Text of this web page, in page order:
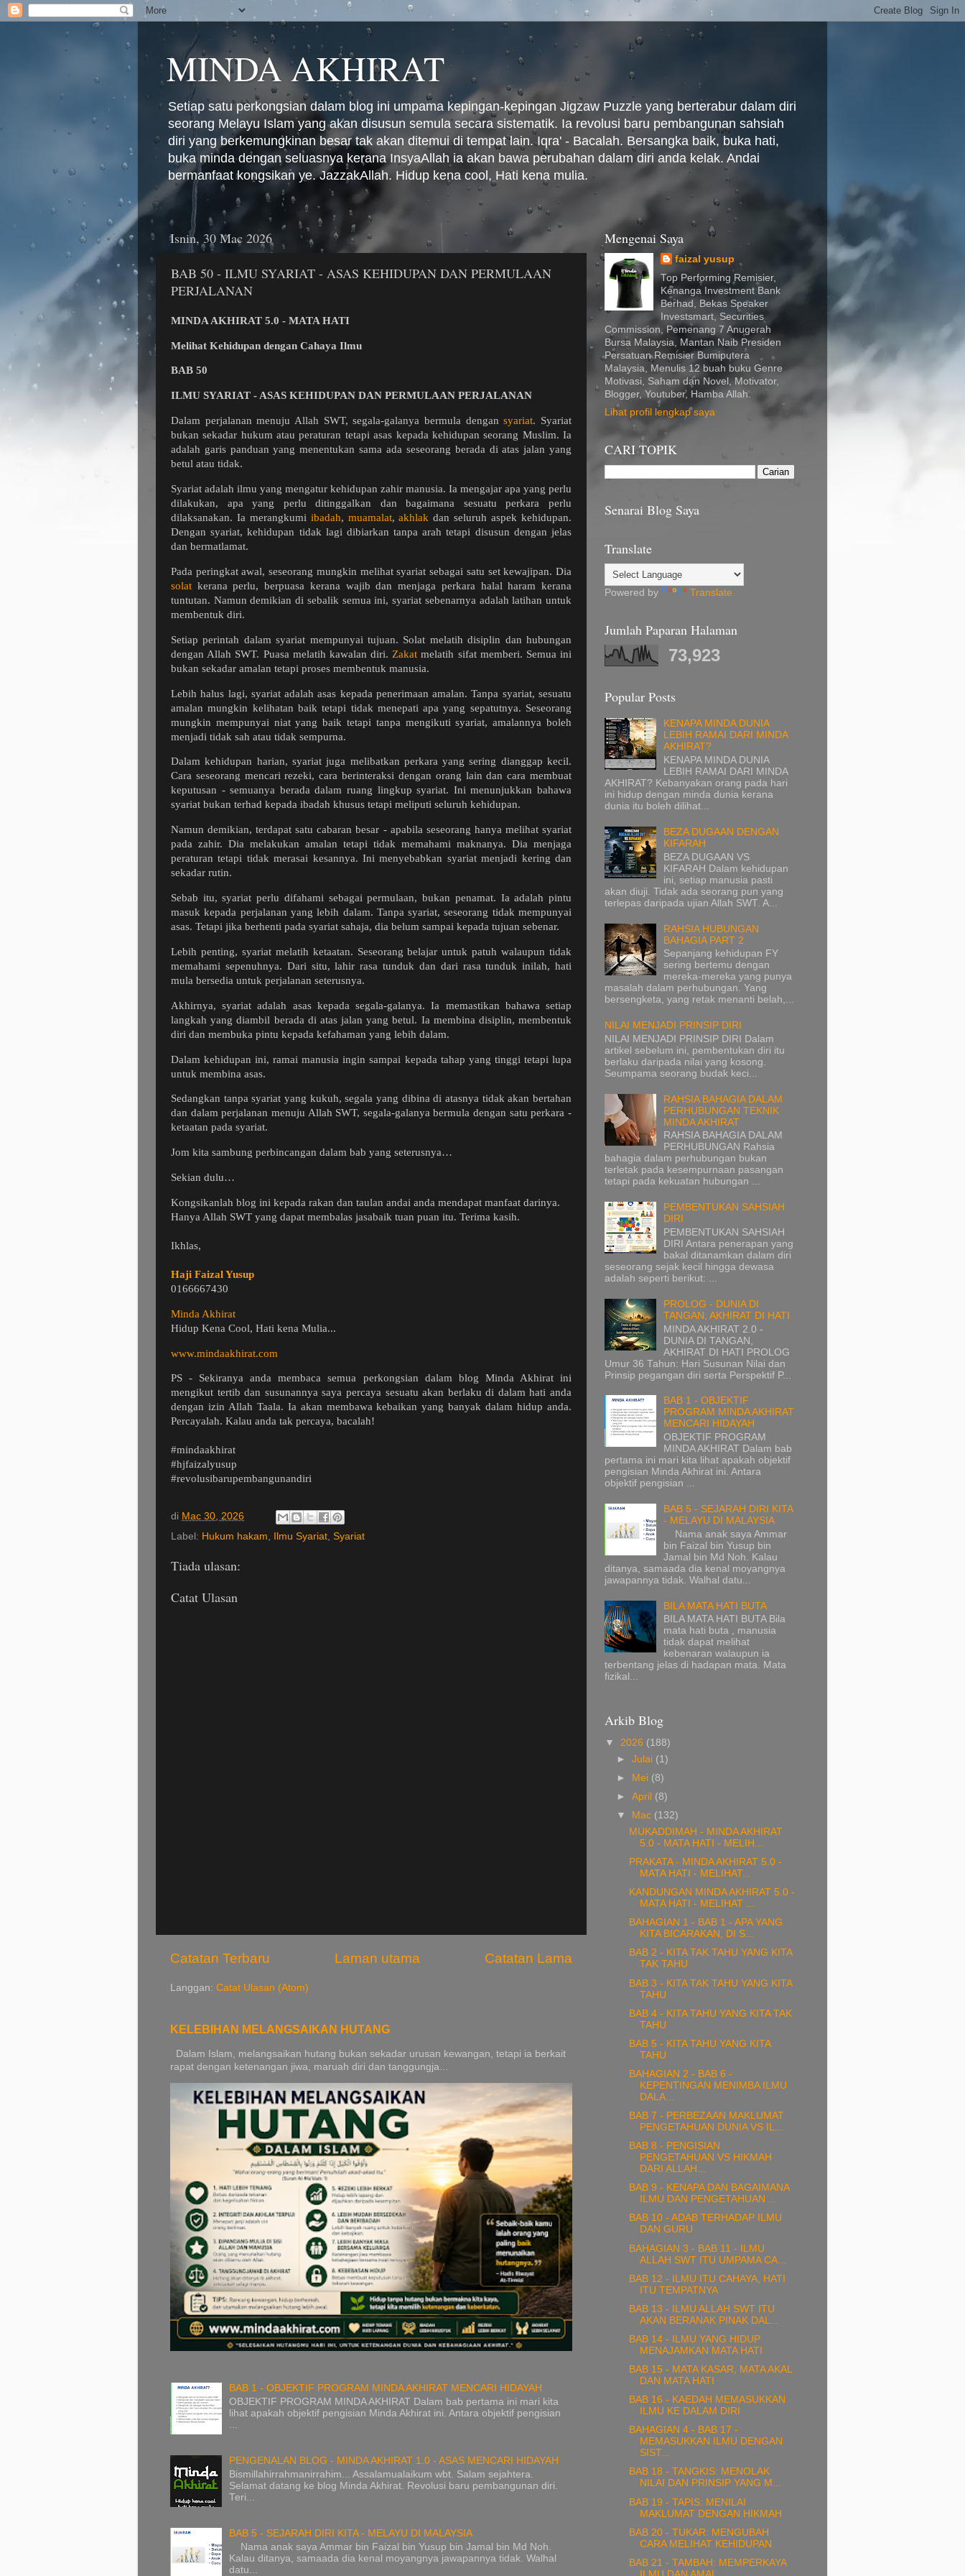
MINDA AKHIRAT
Setiap satu perkongsian dalam blog ini umpama kepingan-kepingan Jigzaw Puzzle yang berterabur dalam diri
seorang Melayu Islam yang akan disusun semula secara sistematik. Ia revolusi baru pembangunan sahsiah
diri yang berkemungkinan besar tak akan ditemui di tempat lain. Iqra' - Bacalah. Bersangka baik, buka hati,
buka minda dengan seluasnya kerana InsyaAllah ia akan bawa perubahan dalam diri anda kelak. Andai
bermanfaat kongsikan ye. JazzakAllah. Hidup kena cool, Hati kena mulia.
Isnin, 30 Mac 2026
BAB 50 - ILMU SYARIAT - ASAS KEHIDUPAN DAN PERMULAAN
PERJALANAN
MINDA AKHIRAT 5.0 - MATA HATI
Melihat Kehidupan dengan Cahaya Ilmu
BAB 50
ILMU SYARIAT - ASAS KEHIDUPAN DAN PERMULAAN PERJALANAN
Dalam perjalanan menuju Allah SWT, segala-galanya bermula dengansyariat. Syariat
bukan sekadar hukum atau peraturan tetapi asas kepada kehidupan seorang Muslim. Ia
adalah garis panduan yang menentukan sama ada seseorang berada di atas jalan yang
betul atau tidak.
Syariat adalah ilmu yang mengatur kehidupan zahir manusia. Ia mengajar apa yang perlu
dilakukan, apa yang perlu ditinggalkan dan bagaimana sesuatu perkara perlu
dilaksanakan. Ia merangkumi ibadah, muamalat,akhlak dan seluruh aspek kehidupan.
Dengan syariat, kehidupan tidak lagi dibiarkan tanpa arah tetapi disusun dengan jelas
dan bermatlamat.
Pada peringkat awal, seseorang mungkin melihat syariat sebagai satu set kewajipan. Dia
solat kerana perlu, berpuasa kerana wajib dan menjaga perkara halal haram kerana
tuntutan. Namun demikian di sebalik semua ini, syariat sebenarnya adalah latihan untuk
membentuk diri.
Setiap perintah dalam syariat mempunyai tujuan. Solat melatih disiplin dan hubungan
dengan Allah SWT. Puasa melatih kawalan diri. Zakat melatih sifat memberi. Semua ini
bukan sekadar amalan tetapi proses membentuk manusia.
Lebih halus lagi, syariat adalah asas kepada penerimaan amalan. Tanpa syariat, sesuatu
amalan mungkin kelihatan baik tetapi tidak menepati apa yang sepatutnya. Seseorang
mungkin mempunyai niat yang baik tetapi tanpa mengikuti syariat, amalannya boleh
menjadi tidak sah atau tidak sempurna.
Dalam kehidupan harian, syariat juga melibatkan perkara yang sering dianggap kecil.
Cara seseorang mencari rezeki, cara berinteraksi dengan orang lain dan cara membuat
keputusan - semuanya berada dalam ruang lingkup syariat. Ini menunjukkan bahawa
syariat bukan terhad kepada ibadah khusus tetapi meliputi seluruh kehidupan.
Namun demikian, terdapat satu cabaran besar - apabila seseorang hanya melihat syariat
pada zahir. Dia melakukan amalan tetapi tidak memahami maknanya. Dia menjaga
peraturan tetapi tidak merasai kesannya. Ini menyebabkan syariat menjadi kering dan
sekadar rutin.
Sebab itu, syariat perlu difahami sebagai permulaan, bukan penamat. Ia adalah pintu
masuk kepada perjalanan yang lebih dalam. Tanpa syariat, seseorang tidak mempunyai
asas. Tetapi jika berhenti pada syariat sahaja, dia belum sampai kepada tujuan sebenar.
Lebih penting, syariat melatih ketaatan. Seseorang belajar untuk patuh walaupun tidak
memahami sepenuhnya. Dari situ, lahir rasa tunduk dan dari rasa tunduk inilah, hati
mula bersedia untuk perjalanan seterusnya.
Akhirnya, syariat adalah asas kepada segala-galanya. Ia memastikan bahawa setiap
langkah yang diambil berada di atas jalan yang betul. Ia membina disiplin, membentuk
diri dan membuka pintu kepada kefahaman yang lebih dalam.
Dalam kehidupan ini, ramai manusia ingin sampai kepada tahap yang tinggi tetapi lupa
untuk membina asas.
Sedangkan tanpa syariat yang kukuh, segala yang dibina di atasnya tidak akan bertahan
dan dalam perjalanan menuju Allah SWT, segala-galanya bermula dengan satu perkara -
ketaatan pada syariat.
Jom kita sambung perbincangan dalam bab yang seterusnya…
Sekian dulu…
Kongsikanlah blog ini kepada rakan dan taulan andai anda mendapat manfaat darinya.
Hanya Allah SWT yang dapat membalas jasabaik tuan puan itu. Terima kasih.
Ikhlas,
Haji Faizal Yusup
0166667430
Minda Akhirat
Hidup Kena Cool, Hati kena Mulia...
www.mindaakhirat.com
PS - Sekiranya anda membaca semua perkongsian dalam blog Minda Akhirat ini
mengikut tertib dan susunannya saya percaya sesuatu akan berlaku di dalam hati anda
dengan izin Allah Taala. Ia akan membawa kebaikan yang banyak dalam hidup anda.
Percayalah. Kalau anda tak percaya, bacalah!
#mindaakhirat
#hjfaizalyusup
#revolusibarupembangunandiri
di Mac 30, 2026
Label: Hukum hakam Ilmu Syariat Syariat
Tiada ulasan:
Catat Ulasan
Catatan Terbaru Catatan Lama
Laman utama
Langgan: Catat Ulasan (Atom)
KELEBIHAN MELANGSAIKAN HUTANG
Dalam Islam, melangsaikan hutang bukan sekadar urusan kewangan, tetapi ia berkait
rapat dengan ketenangan jiwa, maruah diri dan tanggungja...
BAB 1 - OBJEKTIF PROGRAM MINDA AKHIRAT MENCARI HIDAYAH
OBJEKTIF PROGRAM MINDA AKHIRAT Dalam bab pertama ini mari kita
lihat apakah objektif pengisian Minda Akhirat ini. Antara objektif pengisian
...
PENGENALAN BLOG - MINDA AKHIRAT 1.0 - ASAS MENCARI HIDAYAH
Bismillahirrahmanirrahim... Assalamualaikum wbt. Salam sejahtera.
Selamat datang ke blog Minda Akhirat. Revolusi baru pembangunan diri.
Teri...
BAB 5 - SEJARAH DIRI KITA - MELAYU DI MALAYSIA
Nama anak saya Ammar bin Faizal bin Yusup bin Jamal bin Md Noh.
Kalau ditanya, samaada dia kenal moyangnya jawapannya tidak. Walhal
datu...
Mengenai Saya
faizal yusup
Top Performing Remisier,
Kenanga Investment Bank
Berhad, Bekas Speaker
Investsmart, Securities
Commission, Pemenang 7 Anugerah
Bursa Malaysia, Mantan Naib Presiden
Persatuan Remisier Bumiputera
Malaysia, Menulis 12 buah buku Genre
Motivasi, Saham dan Novel, Motivator,
Blogger, Youtuber, Hamba Allah.
Lihat profil lengkap saya
CARI TOPIK
Senarai Blog Saya
Translate
Powered by Translate
Jumlah Paparan Halaman
73,923
Popular Posts
KENAPA MINDA DUNIA
LEBIH RAMAI DARI MINDA
AKHIRAT?
KENAPA MINDA DUNIA
LEBIH RAMAI DARI MINDA
AKHIRAT? Kebanyakan orang pada hari
ini hidup dengan minda dunia kerana
dunia itu boleh dilihat...
BEZA DUGAAN DENGAN
KIFARAH
BEZA DUGAAN VS
KIFARAH Dalam kehidupan
ini, setiap manusia pasti
akan diuji. Tidak ada seorang pun yang
terlepas daripada ujian Allah SWT. A...
RAHSIA HUBUNGAN
BAHAGIA PART 2
Sepanjang kehidupan FY
sering bertemu dengan
mereka-mereka yang punya
masalah dalam perhubungan. Yang
bersengketa, yang retak menanti belah,...
NILAI MENJADI PRINSIP DIRI
NILAI MENJADI PRINSIP DIRI Dalam
artikel sebelum ini, pembentukan diri itu
berlaku daripada nilai yang kosong.
Seumpama seorang budak keci...
RAHSIA BAHAGIA DALAM
PERHUBUNGAN TEKNIK
MINDA AKHIRAT
RAHSIA BAHAGIA DALAM
PERHUBUNGAN Rahsia
bahagia dalam perhubungan bukan
terletak pada kesempurnaan pasangan
tetapi pada kekuatan hubungan ...
PEMBENTUKAN SAHSIAH
DIRI
PEMBENTUKAN SAHSIAH
DIRI Antara penerapan yang
bakal ditanamkan dalam diri
seseorang sejak kecil hingga dewasa
adalah seperti berikut: ...
PROLOG - DUNIA DI
TANGAN, AKHIRAT DI HATI
MINDA AKHIRAT 2.0 -
DUNIA DI TANGAN,
AKHIRAT DI HATI PROLOG
Umur 36 Tahun: Hari Susunan Nilai dan
Prinsip pegangan diri serta Perspektif P...
BAB 1 - OBJEKTIF
PROGRAM MINDA AKHIRAT
MENCARI HIDAYAH
OBJEKTIF PROGRAM
MINDA AKHIRAT Dalam bab
pertama ini mari kita lihat apakah objektif
pengisian Minda Akhirat ini. Antara
objektif pengisian ...
BAB 5 - SEJARAH DIRI KITA
- MELAYU DI MALAYSIA
Nama anak saya Ammar
bin Faizal bin Yusup bin
Jamal bin Md Noh. Kalau
ditanya, samaada dia kenal moyangnya
jawapannya tidak. Walhal datu...
BILA MATA HATI BUTA
BILA MATA HATI BUTA Bila
mata hati buta , manusia
tidak dapat melihat
kebenaran walaupun ia
terbentang jelas di hadapan mata. Mata
fizikal...
Arkib Blog
▼ 2026 (188)
►Julai (1)
►
Mei (8)
►April (8)
▼
Mac (132)
MUKADDIMAH - MINDA AKHIRAT
5.0 - MATA HATI - MELIH...
PRAKATA - MINDA AKHIRAT 5.0 -
MATA HATI - MELIHAT...
KANDUNGAN MINDA AKHIRAT 5.0 -
MATA HATI - MELIHAT ...
BAHAGIAN 1 - BAB 1 - APA YANG
KITA BICARAKAN, DI S...
BAB 2 - KITA TAK TAHU YANG KITA
TAK TAHU
BAB 3 - KITA TAK TAHU YANG KITA
TAHU
BAB 4 - KITA TAHU YANG KITA TAK
TAHU
BAB 5 - KITA TAHU YANG KITA
TAHU
BAHAGIAN 2 - BAB 6 -
KEPENTINGAN MENIMBA ILMU
DALA...
BAB 7 - PERBEZAAN MAKLUMAT
PENGETAHUAN DUNIA VS IL...
BAB 8 - PENGISIAN
PENGETAHUAN VS HIKMAH
DARI ALLAH...
BAB 9 - KENAPA DAN BAGAIMANA
ILMU DAN PENGETAHUAN ...
BAB 10 - ADAB TERHADAP ILMU
DAN GURU
BAHAGIAN 3 - BAB 11 - ILMU
ALLAH SWT ITU UMPAMA CA...
BAB 12 - ILMU ITU CAHAYA, HATI
ITU TEMPATNYA
BAB 13 - ILMU ALLAH SWT ITU
AKAN BERANAK PINAK DAL...
BAB 14 - ILMU YANG HIDUP
MENAJAMKAN MATA HATI
BAB 15 - MATA KASAR, MATA AKAL
DAN MATA HATI
BAB 16 - KAEDAH MEMASUKKAN
ILMU KE DALAM DIRI
BAHAGIAN 4 - BAB 17 -
MEMASUKKAN ILMU DENGAN
SIST...
BAB 18 - TANGKIS: MENOLAK
NILAI DAN PRINSIP YANG M...
BAB 19 - TAPIS: MENILAI
MAKLUMAT DENGAN HIKMAH
BAB 20 - TUKAR: MENGUBAH
CARA MELIHAT KEHIDUPAN
BAB 21 - TAMBAH: MEMPERKAYA